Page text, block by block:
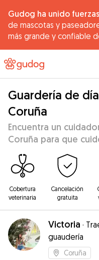
Gudog ha unido
de mascotas y
más grande y confiable
Guardería de
Coruña
Encuentra un
Coruña para que
Cobertura
veterinaria
Cancelación
gratuita
Victoria ·
guaudería
Coruña